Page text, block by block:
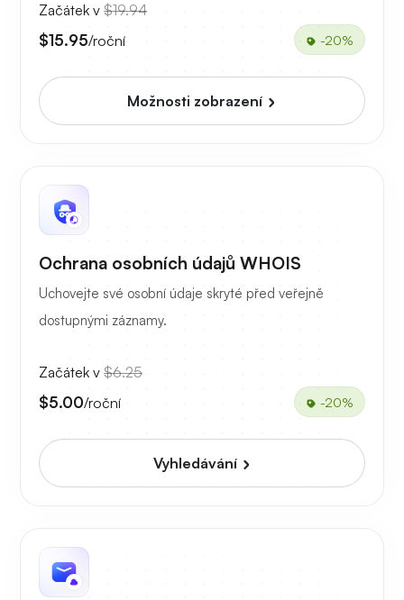
Začátek v $19.94
$15.95/roční -20%
Možnosti zobrazení
Ochrana osobních údajů WHOIS
Uchovejte své osobní údaje skryté před veřejně
dostupnými záznamy.
Začátek v $6.25
$5.00/roční -20%
Vyhledávání